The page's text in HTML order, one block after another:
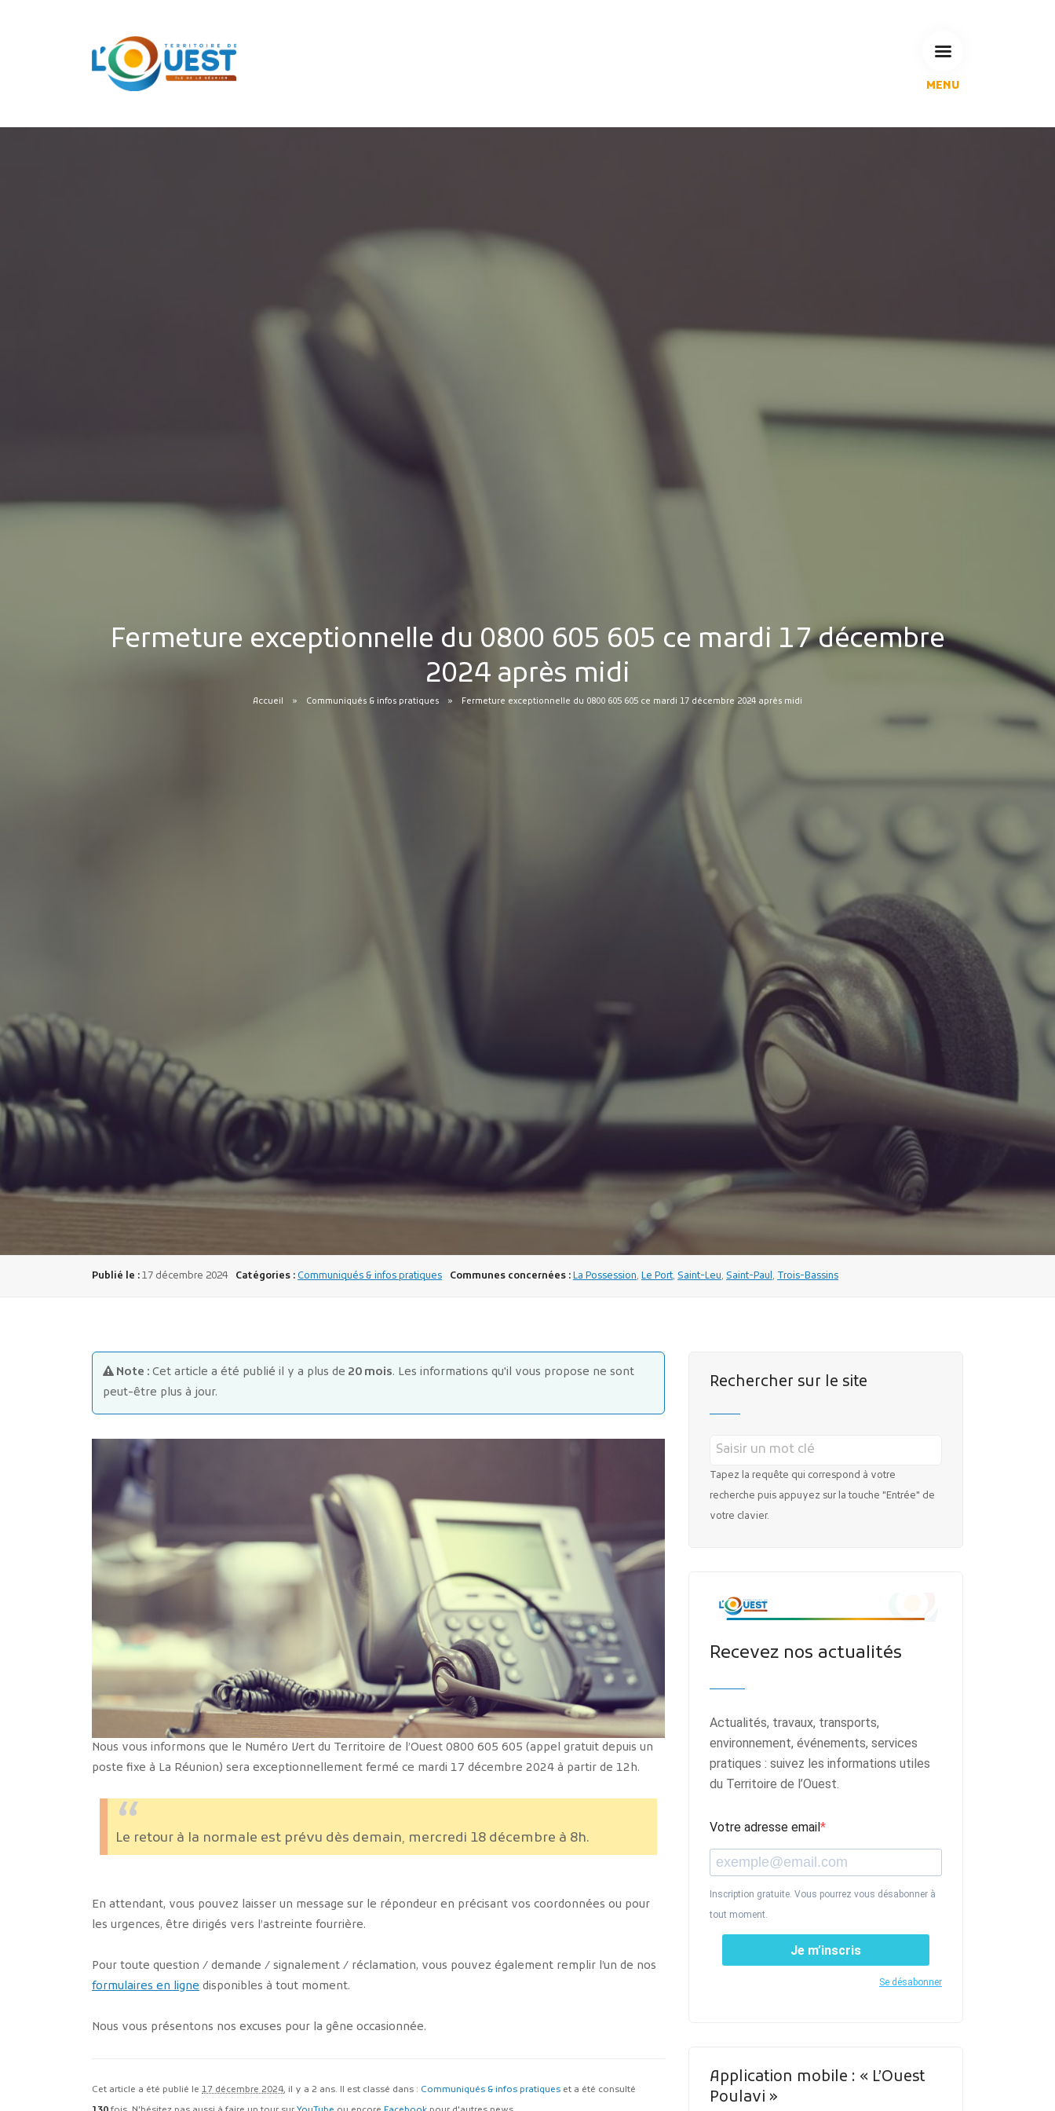
MENU
Fermeture exceptionnelle du 0800 605 605 ce mardi 17 décembre
2024 après midi
Accueil Communiqués & infos pratiques Fermeture exceptionnelle du 0800 605 605 ce mardi 17 décembre 2024 après midi
Publié le :17 décembre 2024 Catégories :Communiqués & infos pratiques Communes concernées :La Possession, Le Port, Saint-Leu, Saint-Paul, Trois-Bassins
Note : Cet article a été publié il y a plus de 20 mois. Les informations qu'il vous propose ne sont
peut-être plus à jour.
Nous vous informons que le Numéro Vert du Territoire de l’Ouest 0800 605 605 (appel gratuit depuis un
poste fixe à La Réunion) sera exceptionnellement fermé ce mardi 17 décembre 2024 à partir de 12h.
Le retour à la normale est prévu dès demain, mercredi 18 décembre à 8h.
En attendant, vous pouvez laisser un message sur le répondeur en précisant vos coordonnées ou pour
les urgences, être dirigés vers l’astreinte fourrière.
Pour toute question / demande / signalement / réclamation, vous pouvez également remplir l’un de nos
formulaires en ligne disponibles à tout moment.
Nous vous présentons nos excuses pour la gêne occasionnée.
Cet article a été publié le 17 décembre 2024, il y a 2 ans. Il est classé dans : Communiqués & infos pratiques et a été consulté
Rechercher sur le site
Tapez la requête qui correspond à votre
recherche puis appuyez sur la touche "Entrée" de
votre clavier.
Recevez nos actualités
Actualités, travaux, transports,
environnement, événements, services
pratiques : suivez les informations utiles
du Territoire de l’Ouest.
Votre adresse email
Inscription gratuite. Vous pourrez vous désabonner à
tout moment.
Je m’inscris
Se désabonner
Application mobile : « L’Ouest
Poulavi »